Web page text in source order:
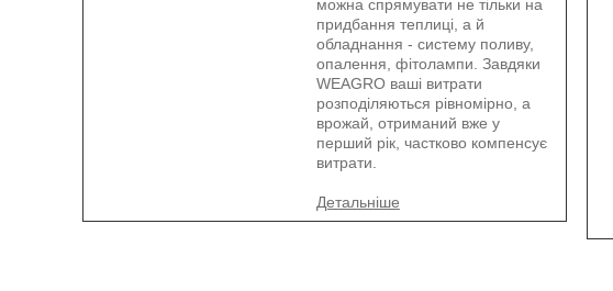
можна спрямувати не тільки на
придбання теплиці, а й
обладнання - систему поливу,
опалення, фітолампи. Завдяки
WEAGRO ваші витрати
розподіляються рівномірно, а
врожай, отриманий вже у
перший рік, частково компенсує
витрати.